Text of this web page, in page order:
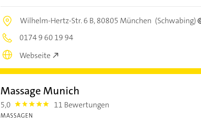
Wilhelm-Hertz-Str. 6 B,80805 München (Schwabing)
0174 9 60 19 94
Webseite
Massage Munich
5,0 5.0 11 Bewertungen
MASSAGEN